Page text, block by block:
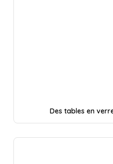
Des tables en